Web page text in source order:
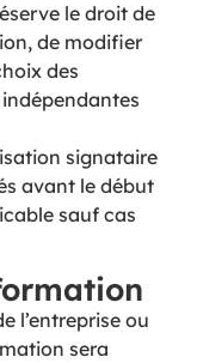
le droit de
de modifier
des
signataire
avant le début
sauf cas
l’entreprise ou
sera